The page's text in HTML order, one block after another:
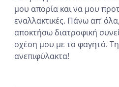
μου απορία και να μου
εναλλακτικές. Πάνω απ’
αποκτήσω διατροφική
σχέση μου με το φαγητό.
ανεπιφύλακτα!